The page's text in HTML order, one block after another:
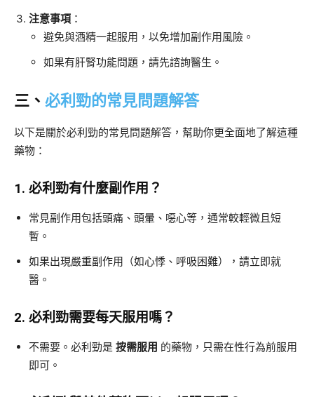
注意事項 ：
避免與酒精一起服用，以免增加副作用風險。
如果有肝腎功能問題，請先諮詢醫生。
三、 必利勁的常見問題解答
以下是關於必利勁的常見問題解答，幫助你更全面地了解這種
藥物：
1. 必利勁有什麼副作用？
常見副作用包括頭痛、頭暈、噁心等，通常較輕微且短
暫。
如果出現嚴重副作用（如心悸、呼吸困難），請立即就
醫。
2. 必利勁需要每天服用嗎？
不需要。必利勁是 按需服用 的藥物，只需在性行為前服用
即可。